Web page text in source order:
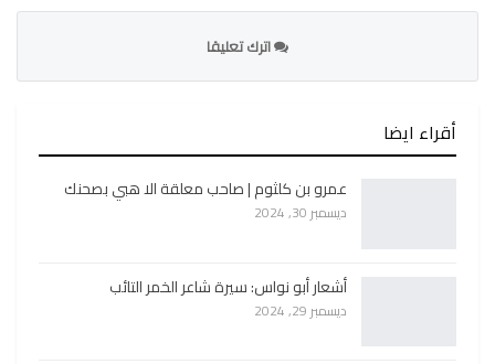
اترك تعليقا
أقراء ايضا
عمرو بن كلثوم | صاحب معلقة الا هبي بصحنك
ديسمبر 30, 2024
أشعار أبو نواس: سيرة شاعر الخمر التائب
ديسمبر 29, 2024